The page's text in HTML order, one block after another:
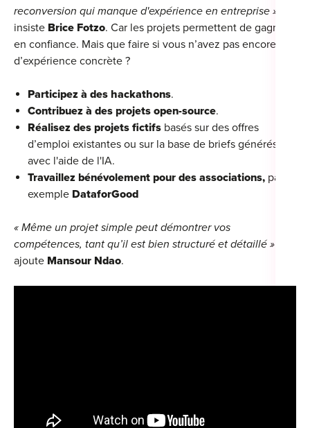
reconversion qui manque d'expérience en entreprise »
insiste Brice Fotzo. Car les projets permettent de gagner
en confiance. Mais que faire si vous n’avez pas encore
d’expérience concrète ?
Participez à des hackathons.
Contribuez à des projets open-source.
Réalisez des projets fictifs basés sur des offres
d’emploi existantes ou sur la base de briefs générés
avec l'aide de l'IA.
Travaillez bénévolement pour des associations, par
exemple DataforGood
« Même un projet simple peut démontrer vos
compétences, tant qu’il est bien structuré et détaillé »
ajoute Mansour Ndao.